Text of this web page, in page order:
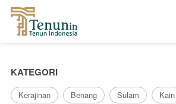
KATEGORI
Kerajinan Benang Sulam Kain